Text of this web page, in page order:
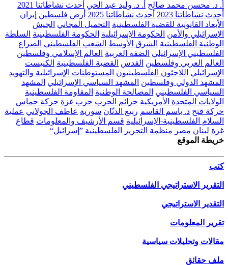
أ. د. محسن محمد صالح أ. د. وليد عبد الحي أحدث نشاطاتنا 2021
أحدث نشاطاتنا 2023
أحدث نشاطاتنا 2025 أرض فلسطين إيران
الأبعاد القانونية للقضية الفلسطينية التحميل المجاني الجيش
الإسرائيلي والأمن الحكومة الإسرائيلية الحكومة الفلسطينية السلطة
الوطنية الفلسطينية الشرق الأوسط الشعب الفلسطيني الصراع
الفلسطيني الإسرائيلي الضفة الغربية العالم الإسلامي وفلسطين
العالم العربي وفلسطين القدس القضية الفلسطينية الكنيست
الإسرائيلي اللاجئون الفلسطينيون المستوطنات الإسرائيلية والتهويد
المشهد الدولي وفلسطين المشهد السياسي الإسرائيلي المشهد
السياسي الفلسطيني المصالحة الوطنية المقاومة الفلسطينية
الولايات المتحدة الأمريكية جرائم الحرب حرب غزة حركة حماس
حركة فتح د. باسم القاسم ربيع الدنّان سورية عاطف الجولاني عملية
السلام الفلسطينية-الإسرائيلية قسم الأرشيف والمعلومات قطاع
غزة لبنان مصر منظمة التحرير الفلسطينية ”إسرائيل“
خريطة الموقع
كتب
التقرير الاستراتيجي الفلسطيني
التقدير الاستراتيجي
تقرير المعلومات
مقالات وتحليلات سياسية
ملف حقائق